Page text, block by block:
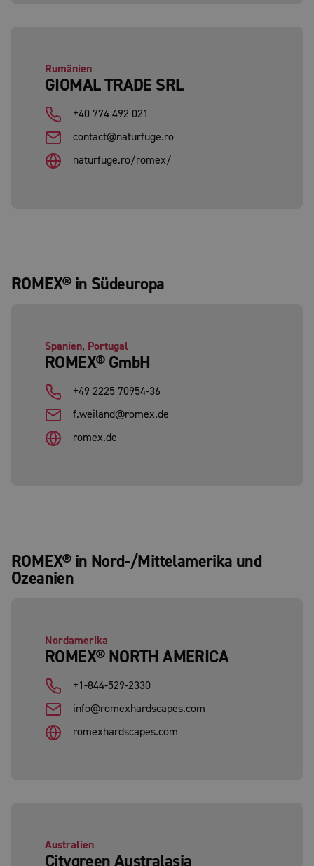
Rumänien
GIOMAL TRADE SRL
+40 774 492 021
contact@naturfuge.ro
naturfuge.ro/romex/
ROMEX® in Südeuropa
Spanien, Portugal
ROMEX® GmbH
+49 2225 70954-36
f.weiland@romex.de
romex.de
ROMEX® in Nord-/Mittelamerika und
Ozeanien
Nordamerika
ROMEX® NORTH AMERICA
+1-844-529-2330
info@romexhardscapes.com
romexhardscapes.com
Australien
Citygreen Australasia